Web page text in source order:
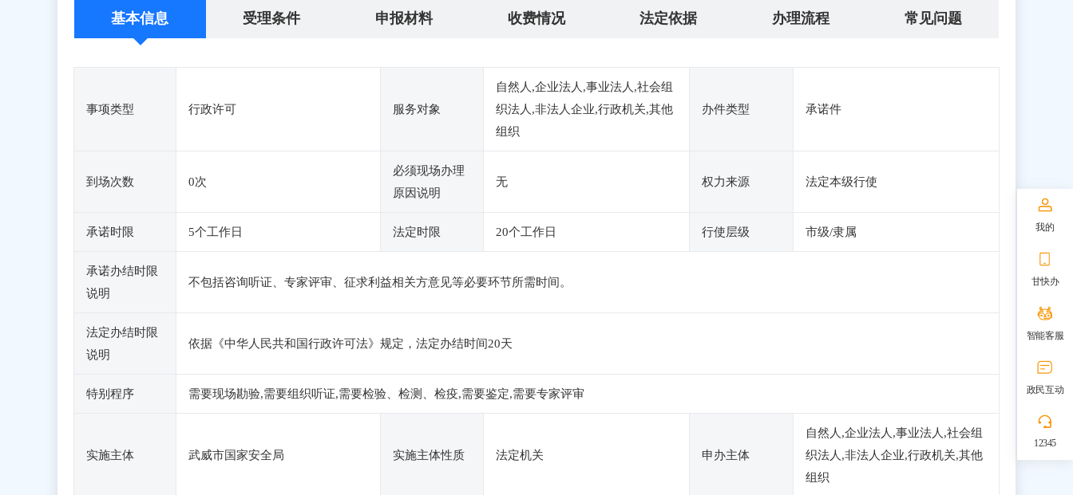
基本信息 受理条件 申报材料 收费情况 法定依据 办理流程 常见问题
事项类型 行政许可 服务对象
自然人,企业法人,事业法人,社会组
织法人,非法人企业,行政机关,其他
组织
办件类型 承诺件
到场次数 0次
必须现场办理
原因说明
无 权力来源 法定本级行使
承诺时限 5个工作日 法定时限 20个工作日 行使层级 市级/隶属
承诺办结时限
说明
不包括咨询听证、专家评审、征求利益相关方意见等必要环节所需时间。
法定办结时限
说明
依据《中华人民共和国行政许可法》规定，法定办结时间20天
特别程序 需要现场勘验,需要组织听证,需要检验、检测、检疫,需要鉴定,需要专家评审
实施主体 武威市国家安全局 实施主体性质 法定机关 申办主体
自然人,企业法人,事业法人,社会组
织法人,非法人企业,行政机关,其他
组织
我的
甘快办
智能客服
政民互动
12345